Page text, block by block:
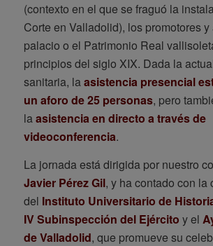
(contexto en el que se fraguó la
Corte en Valladolid), los promotores
palacio o el Patrimonio Real
principios del siglo XIX. Dada la
sanitaria, laasistencia presencial
un aforo de 25 personas, pero
laasistencia en directo a través de
videoconferencia.
La jornada está dirigida por nuestro
Javier Pérez Gil, y ha contado con la
del Instituto Universitario de
IV Subinspección del Ejército y el
de Valladolid, que promueve su